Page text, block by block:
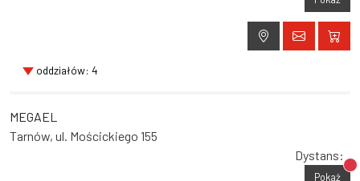
oddziałów: 4
MEGAEL
Tarnów, ul. Mościckiego 155
Dystans:
Pokaż